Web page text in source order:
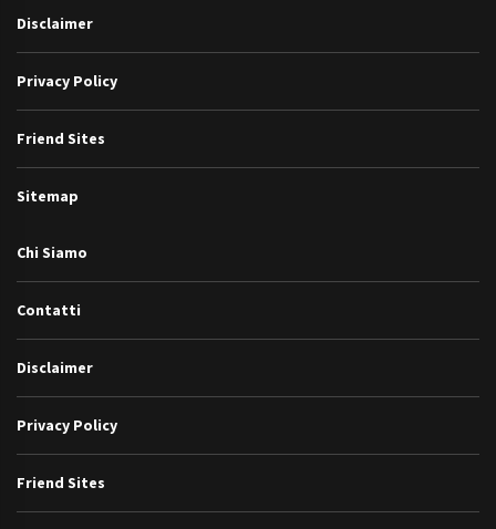
Disclaimer
Privacy Policy
Friend Sites
Sitemap
Chi Siamo
Contatti
Disclaimer
Privacy Policy
Friend Sites